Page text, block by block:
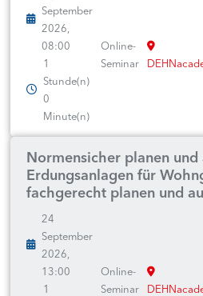
September
2026,
08:00
1
Stunde(n)
0
Minute(n)
Online-
Seminar
Normensicher planen und
Erdungsanlagen für
fachgerecht planen und
24
September
2026,
13:00
1
Online-
Seminar